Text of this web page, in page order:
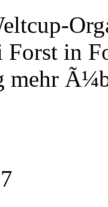
Forst in
mehr